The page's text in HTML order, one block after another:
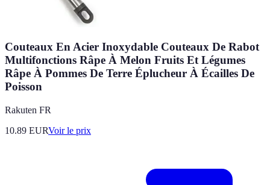
Couteaux En Acier Inoxydable Couteaux De Rabot
Multifonctions Râpe À Melon Fruits Et Légumes
Râpe À Pommes De Terre Éplucheur À Écailles De
Poisson
Rakuten FR
10.89 EURVoir le prix